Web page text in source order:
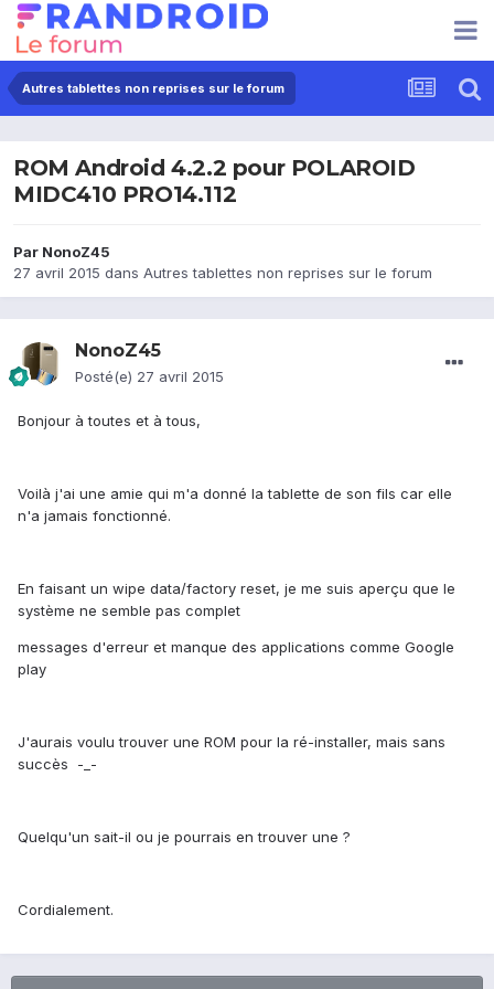
Autres tablettes non reprises sur le forum
ROM Android 4.2.2 pour POLAROID
MIDC410 PRO14.112
Par NonoZ45
27 avril 2015 dans Autres tablettes non reprises sur le forum
NonoZ45
Posté(e) 27 avril 2015
Bonjour à toutes et à tous,
Voilà j'ai une amie qui m'a donné la tablette de son fils car elle
n'a jamais fonctionné.
En faisant un wipe data/factory reset, je me suis aperçu que le
système ne semble pas complet
messages d'erreur et manque des applications comme Google
play
J'aurais voulu trouver une ROM pour la ré-installer, mais sans
succès -_-
Quelqu'un sait-il ou je pourrais en trouver une ?
Cordialement.